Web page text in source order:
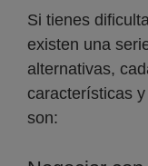
Si tienes
existen una
alternativas,
características
son: